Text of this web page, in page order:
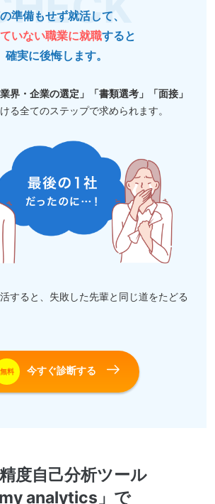
準備もせず就活して、
いない職業に就職すると
確実に後悔します。
業界・企業の選定」「書類選考」「面接」
る全てのステップで求められます。
すると、失敗した先輩と同じ道をたどる
無料 今すぐ診断する
度自己分析ツール
my analytics」で